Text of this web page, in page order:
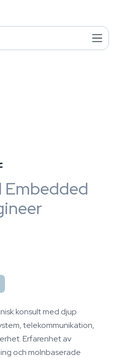
Embedded
konsult med djup
telekommunikation,
Erfarenhet av
och molnbaserade